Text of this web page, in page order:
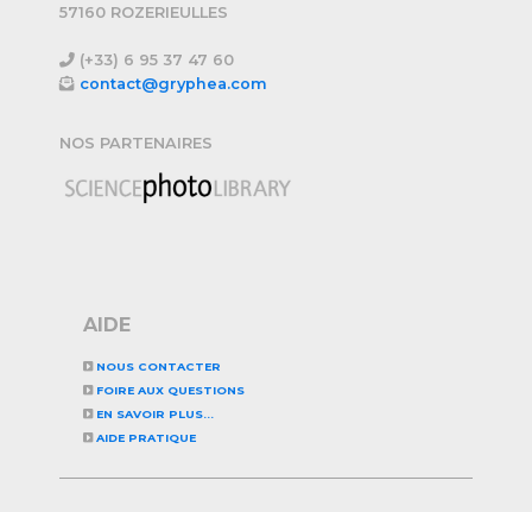
57160 ROZERIEULLES
(+33) 6 95 37 47 60
contact@gryphea.com
NOS PARTENAIRES
AIDE
NOUS CONTACTER
FOIRE AUX QUESTIONS
EN SAVOIR PLUS...
AIDE PRATIQUE